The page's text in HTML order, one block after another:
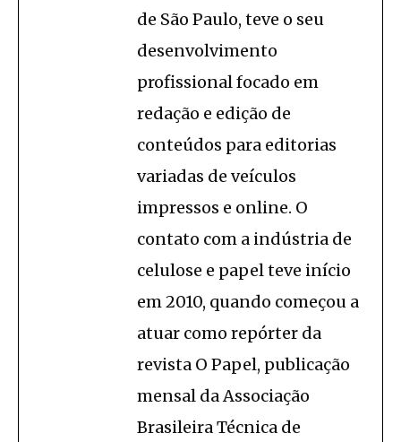
de São Paulo, teve o seu
desenvolvimento
profissional focado em
redação e edição de
conteúdos para editorias
variadas de veículos
impressos e online. O
contato com a indústria de
celulose e papel teve início
em 2010, quando começou a
atuar como repórter da
revista O Papel, publicação
mensal da Associação
Brasileira Técnica de